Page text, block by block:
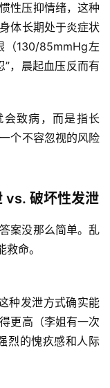
性压抑情绪，这种
体长期处于炎症状
（130/85mmHg左
，晨起血压反而有
会致病，而是指长
个不容忽视的风险
vs. 破坏性发泄
案没那么简单。乱
命。
种发泄方式确实能
更高（李姐有一次
烈的愧疚感和人际